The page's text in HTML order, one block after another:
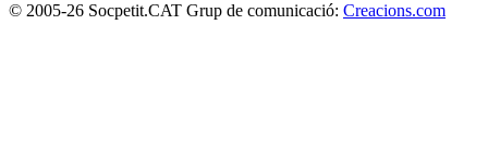
© 2005-26 Socpetit.CAT Grup de comunicació: Creacions.com